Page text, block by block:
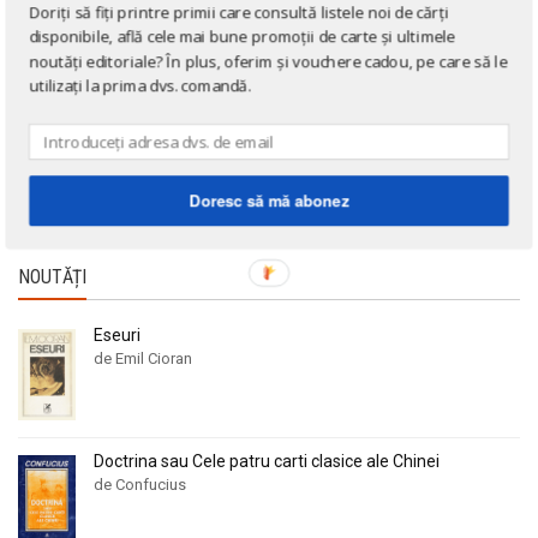
Alan Watts
Albert Bayet
Albert Horace
Albert Ogien
Alberto Martini
Album de arta
Alcifron
Aldous Huxley
Alecu Russo
Aleksa Celebonovic
Aleksander Wojciechowscki
Alan Watts
Albert Bayet
Albert Horace
Albert Ogien
Alberto Martini
Album de arta
Alcifron
Aldous Huxley
Alecu Russo
Aleksa Celebonovic
Aleksander Wojciechowscki
Cărți poștale și ilustrate
Cărți în limba engleză
Cărți în limba franceză
Cărți în limba germană
NOUTĂȚI
Eseuri
de Emil Cioran
Doctrina sau Cele patru carti clasice ale Chinei
de Confucius
Doriți să fiți printre primii care consultă listele noi de cărți
disponibile, află cele mai bune promoții de carte și ultimele
noutăți editoriale? În plus, oferim și vouchere cadou, pe care să le
utilizați la prima dvs. comandă.
Doresc să mă abonez